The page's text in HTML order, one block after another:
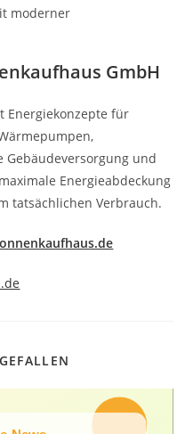
moderner
GmbH
Energiekonzepte für
und
Energieabdeckung
tatsächlichen Verbrauch.